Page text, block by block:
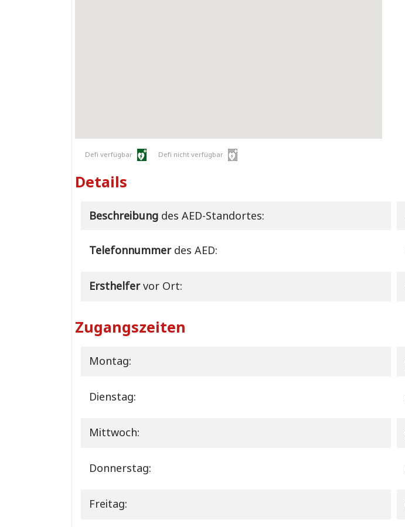
Defi verfügbar Defi nicht verfügbar
Details
Beschreibungdes AED-Standortes:
Telefonnummerdes AED:
Ersthelfervor Ort:
Zugangszeiten
Montag:
Dienstag:
Mittwoch:
Donnerstag:
Freitag: